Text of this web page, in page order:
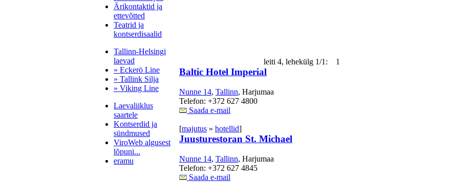
Ärikontaktid ja
ettevõtted
Teatrid ja
kontserdisaalid
Tallinn-Helsingi
laevad
» Eckerö Line
» Tallink Silja
» Viking Line
Laevaliiklus
saartele
Kontserdid ja
sündmused
ViroWeb algusest
lõpuni...
eramu
leiti 4, lehekülg 1/1: 1
Baltic Hotel Imperial
Nunne 14, Tallinn, Harjumaa
Telefon: +372 627 4800
Saada e-mail
[majutus » hotellid]
Juusturestoran St. Michael
Nunne 14, Tallinn, Harjumaa
Telefon: +372 627 4845
Saada e-mail